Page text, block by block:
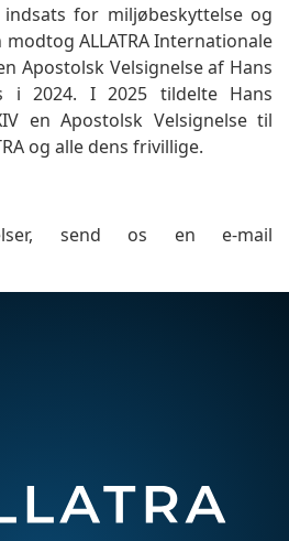
for miljøbeskyttelse og
ALLATRA Internationale
Apostolsk Velsignelse af Hans
i 2024. I 2025 tildelte Hans
en Apostolsk Velsignelse til
og alle dens frivillige.
send os en e-mail